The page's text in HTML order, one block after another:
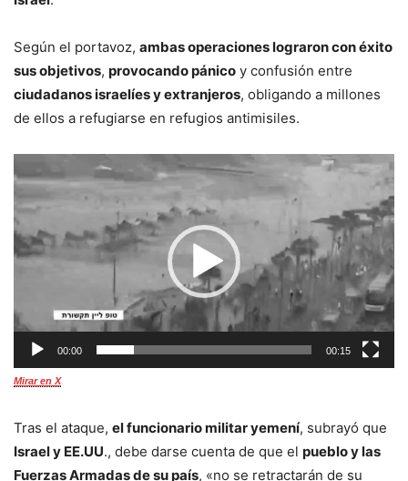
Según el portavoz, ambas operaciones lograron con éxito
sus objetivos, provocando pánico y confusión entre
ciudadanos israelíes y extranjeros, obligando a millones
de ellos a refugiarse en refugios antimisiles.
de
vídeo
00:00 00:15
Mirar en X
Tras el ataque, el funcionario militar yemení, subrayó que
Israel y EE.UU., debe darse cuenta de que el pueblo y las
Fuerzas Armadas de su país, «no se retractarán de su